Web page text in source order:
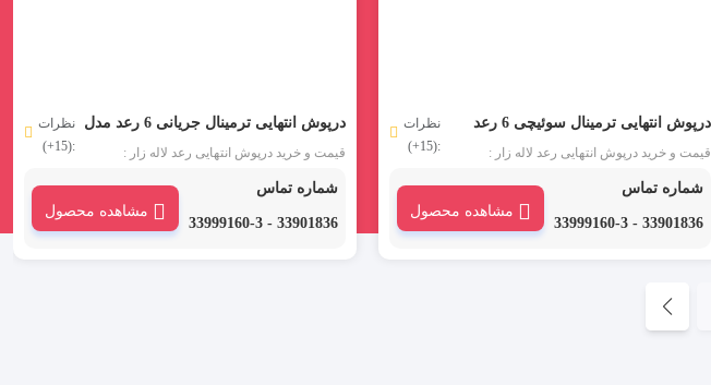
درپوش انتهایی ترمینال سوئیچی 6 رعد
مدل EP-RSTP6
قیمت و خرید درپوش انتهایی رعد لاله زار :
RSTP6 یا پارتیشن شامل یک جداکننده از جنس
پلی آمید می باشد در قسمت آخر ردیف ترمینال
قرار می گیرد.
نظرات
:(15+)
شماره تماس
33901836 - 33999160-3
مشاهده محصول
درپوش انتهایی ترمینال جریانی 6 رعد مدل
EP-RSTT6
قیمت و خرید درپوش انتهایی رعد لاله زار :
RSTT6 یا پارتیشن شامل یک جداکننده از جنس
پلی آمید می باشد در قسمت آخر ردیف ترمینال
قرار می گیرد.
نظرات
:(15+)
شماره تماس
33901836 - 33999160-3
مشاهده محصول